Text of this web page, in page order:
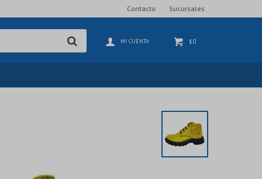
$0
Contacto Sucursales